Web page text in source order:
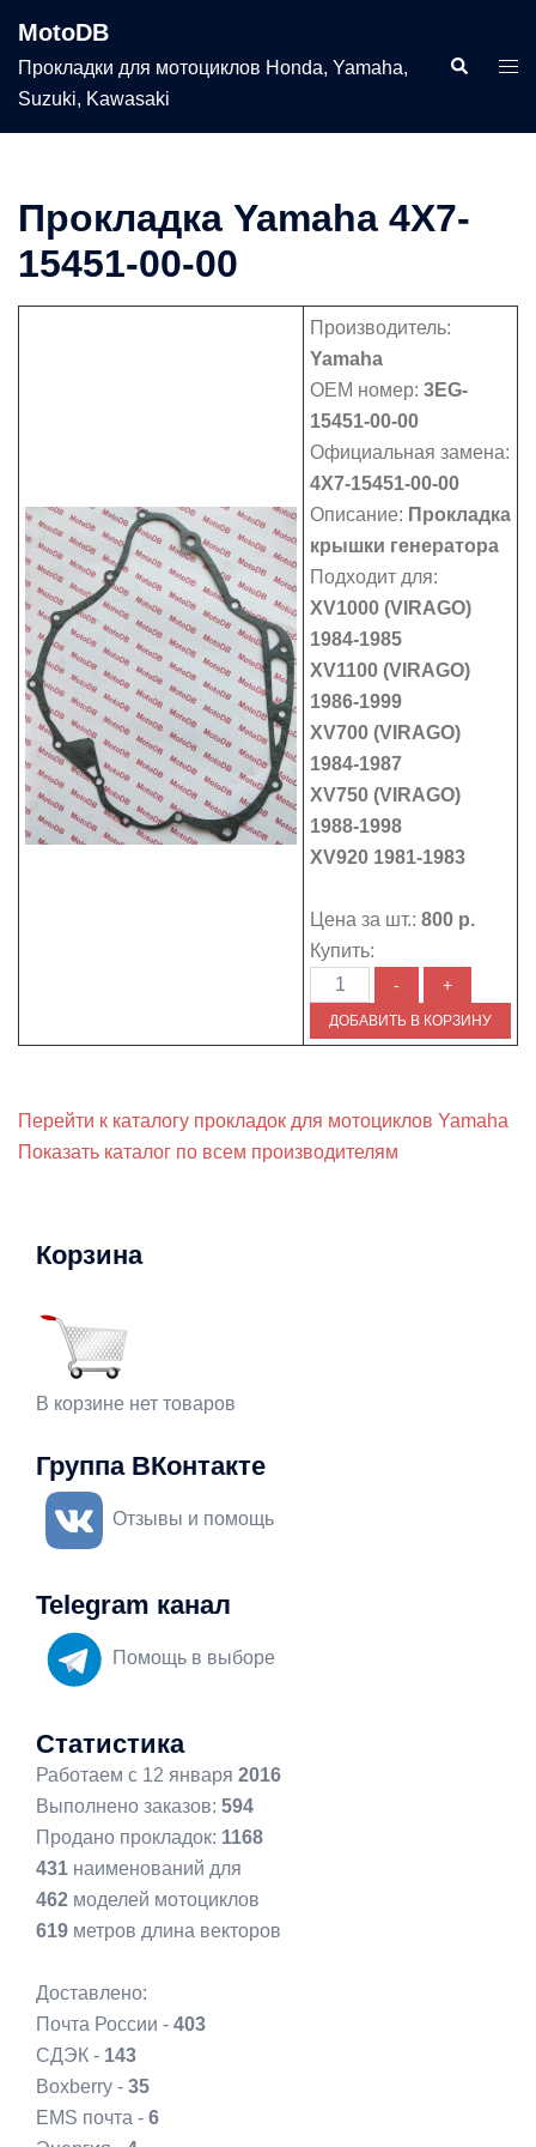
содержимому
MotoDB
Прокладки для мотоциклов Honda, Yamaha,
Suzuki, Kawasaki
Поиск
Прокладка Yamaha 4X7-
15451-00-00
Производитель:
Yamaha
OEM номер: 3EG-
15451-00-00
Официальная замена:
4X7-15451-00-00
Описание: Прокладка
крышки генератора
Подходит для:
XV1000 (VIRAGO)
1984-1985
XV1100 (VIRAGO)
1986-1999
XV700 (VIRAGO)
1984-1987
XV750 (VIRAGO)
1988-1998
XV920 1981-1983
Цена за шт.: 800 р.
Купить:
Перейти к каталогу прокладок для мотоциклов Yamaha
Показать каталог по всем производителям
Корзина
В корзине нет товаров
Группа ВКонтакте
Отзывы и помощь
Telegram канал
Помощь в выборе
Статистика
Работаем с 12 января 2016
Выполнено заказов: 594
Продано прокладок: 1168
431 наименований для
462 моделей мотоциклов
619 метров длина векторов
Доставлено:
Почта России - 403
СДЭК - 143
Boxberry - 35
EMS почта - 6